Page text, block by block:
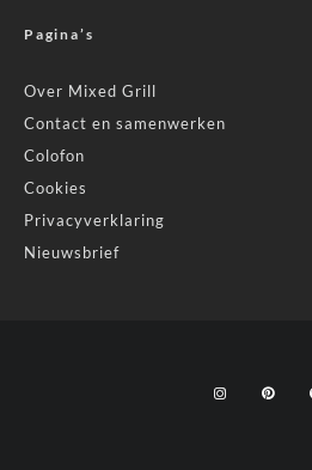
Pagina’s
Over Mixed Grill
Contact en samenwerken
Colofon
Cookies
Privacyverklaring
Nieuwsbrief